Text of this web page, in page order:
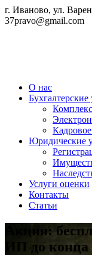
г. Иваново, ул.
37pravo@gmail.com
37 Право
Бухгалтерские и
О нас
Бухгалтерские
Юридические
Услуги оценки
Контакты
Статьи
Акция:
ИП до конца